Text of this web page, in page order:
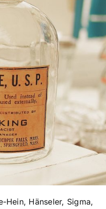
Hein, Hänseler, Sigma,